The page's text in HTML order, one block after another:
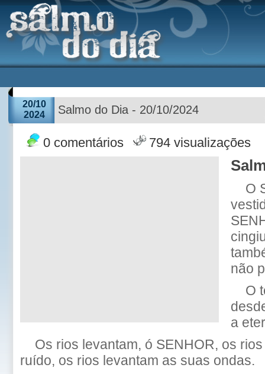
20/10
2024
Salmo do Dia - 20/10/2024
0 comentários 794 visualizações
O
não
O
a
Os rios levantam, ó SENHOR, os
ruído, os rios levantam as suas ondas.